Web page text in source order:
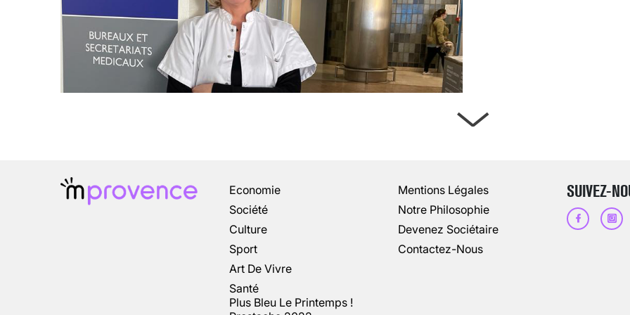
Economie
Société
Culture
Sport
Art De Vivre
Santé
Plus Bleu Le Printemps !
Mentions Légales
Notre Philosophie
Devenez Sociétaire
Contactez-Nous
SUIVEZ-